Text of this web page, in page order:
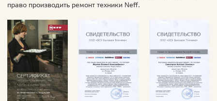
право производить ремонт техники Neff.